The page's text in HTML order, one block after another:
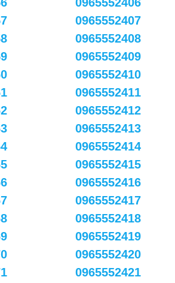
0965552407
0965552408
0965552409
0965552410
0965552411
0965552412
0965552413
0965552414
0965552415
0965552416
0965552417
0965552418
0965552419
0965552420
0965552421